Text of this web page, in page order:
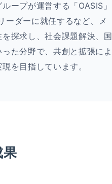
ープが運営する「OASIS」
ーダーに就任するなど、メ
探求し、社会課題解決、国
た分野で、共創と拡張によ
を目指しています。
果